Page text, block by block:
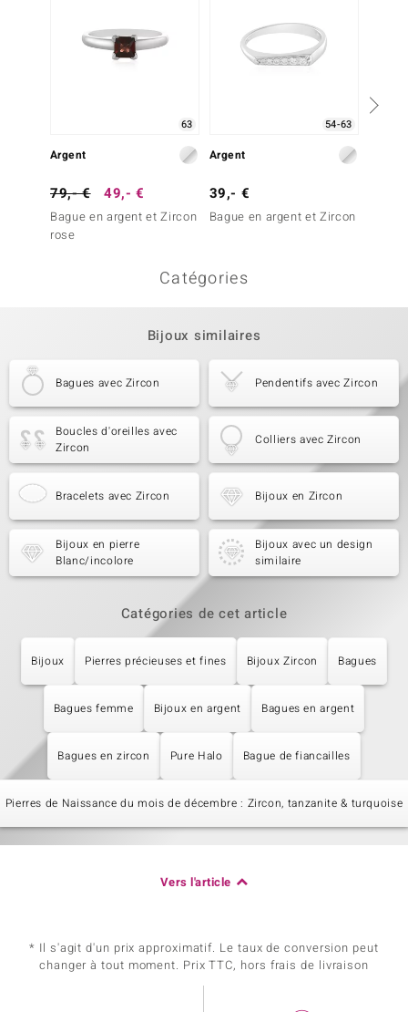
63
Argent
79,- € 49,- €
Bague en argent et Zircon
rose
54-63
Argent
39,- €
Bague en argent et Zircon
Catégories
Bijoux similaires
Bagues avec Zircon Pendentifs avec Zircon
Boucles d'oreilles avec
Zircon
Colliers avec Zircon
Bracelets avec Zircon Bijoux en Zircon
Bijoux en pierre
Blanc/incolore
Bijoux avec un design
similaire
Catégories de cet article
Bijoux Pierres précieuses et fines Bijoux Zircon Bagues
Bagues femme Bijoux en argent Bagues en argent
Bagues en zircon Pure Halo Bague de fiancailles
Pierres de Naissance du mois de décembre : Zircon, tanzanite & turquoise
Vers l'article
* Il s'agit d'un prix approximatif. Le taux de conversion peut
changer à tout moment. Prix TTC, hors frais de livraison